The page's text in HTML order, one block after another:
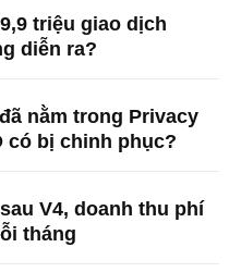
triệu giao dịch
diễn ra?
nằm trong Privacy
có bị chinh phục?
V4, doanh thu phí
tháng